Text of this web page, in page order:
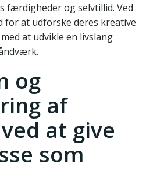
færdigheder og selvtillid. Ved
for at udforske deres kreative
at udvikle en livslang
og
af
at give
som